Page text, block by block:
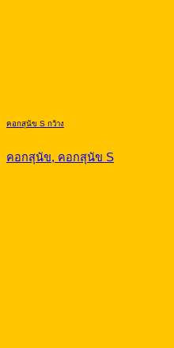
คอกสุนัข S กว้าง
คอกสุนัข, คอกสุนัข S